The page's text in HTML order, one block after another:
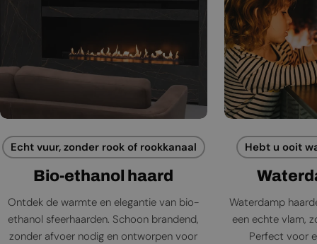
Echt vuur, zonder rook of rookkanaal
Bio-ethanol haard
Ontdek de warmte en elegantie van bio-
ethanol sfeerhaarden. Schoon brandend,
zonder afvoer nodig en ontworpen voor
Hebt u ooit
Waterdamp
een echte vlam,
Perfect voor